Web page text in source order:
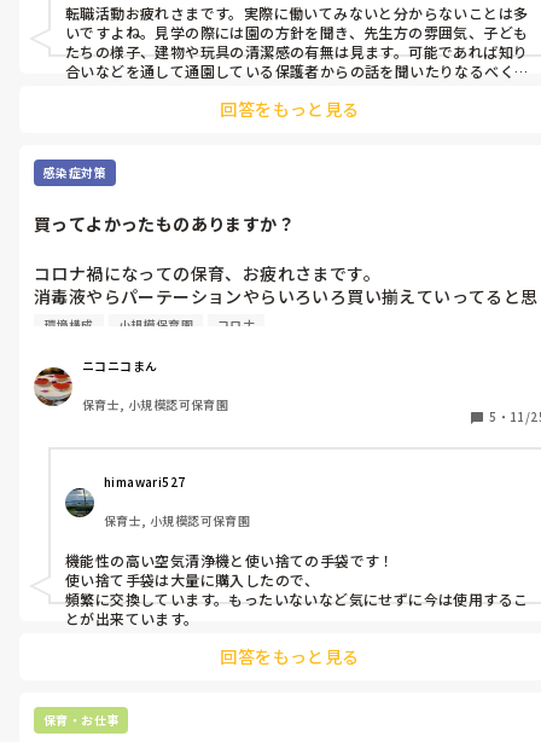
転職活動お疲れさまです。実際に働いてみないと分からないことは多
いですよね。見学の際には園の方針を聞き、先生方の雰囲気、子ども
たちの様子、建物や玩具の清潔感の有無は見ます。可能であれば知り
合いなどを通して通園している保護者からの話を聞いたりなるべく
回答をもっと見る
感染症対策
買ってよかったものありますか？
コロナ禍になっての保育、お疲れさまです。
消毒液やらパーテーションやらいろいろ買い揃えていってると思
いますが、これは買ってよかったと思うものとかありますか？あ
環境構成 小規模保育園 コロナ
ニコニコまん
保育士, 小規模認可保育園
5 ・ 11/
himawari527
保育士, 小規模認可保育園
機能性の高い空気清浄機と使い捨ての手袋です！
使い捨て手袋は大量に購入したので、
頻繁に交換しています。もったいないなど気にせずに今は使用するこ
とが出来ています。
回答をもっと見る
保育・お仕事